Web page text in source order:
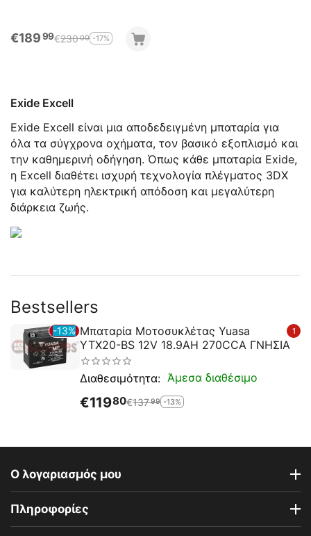
Exide Excell
Exide Excell είναι μια αποδεδειγμένη μπαταρία για
όλα τα σύγχρονα οχήματα, τον βασικό εξοπλισμό και
την καθημερινή οδήγηση. Όπως κάθε μπαταρία Exide,
η Excell διαθέτει ισχυρή τεχνολογία πλέγματος 3DX
για καλύτερη ηλεκτρική απόδοση και μεγαλύτερη
διάρκεια ζωής.
€18999€23000 -17%
Bestsellers
13% 1
Μπαταρία Μοτοσυκλέτας Yuasa
YTX20-BS 12V 18.9AH 270CCA ΓΝΗΣΙΑ
Διαθεσιμότητα: Άμεσα διαθέσιμο
€11980€13799 -13%
Ο λογαριασμός μου
Πληροφορίες